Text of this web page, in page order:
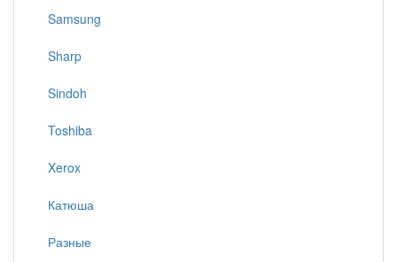
Samsung
Sharp
Sindoh
Toshiba
Xerox
Катюша
Разные